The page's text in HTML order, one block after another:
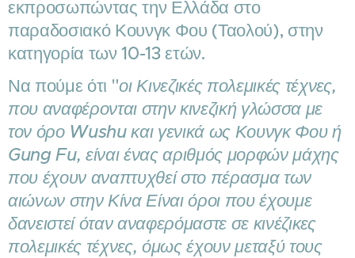
εκπροσωπώντας την Ελλάδα στο
παραδοσιακό Κουνγκ Φου (Ταολού), στην
κατηγορία των 10-13 ετών.
Να πούμε ότι "οι Κινεζικές πολεμικές τέχνες,
που αναφέρονται στην κινεζική γλώσσα με
τον όρο Wushu και γενικά ως Κουνγκ Φου ή
Gung Fu, είναι ένας αριθμός μορφών μάχης
που έχουν αναπτυχθεί στο πέρασμα των
αιώνων στην Κίνα Είναι όροι που έχουμε
δανειστεί όταν αναφερόμαστε σε κινέζικες
πολεμικές τέχνες, όμως έχουν μεταξύ τους